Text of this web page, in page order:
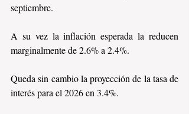
septiembre.
A su vez la inflación esperada la reducen
marginalmente de 2.6% a 2.4%.
Queda sin cambio la proyección de la tasa de
interés para el 2026 en 3.4%.